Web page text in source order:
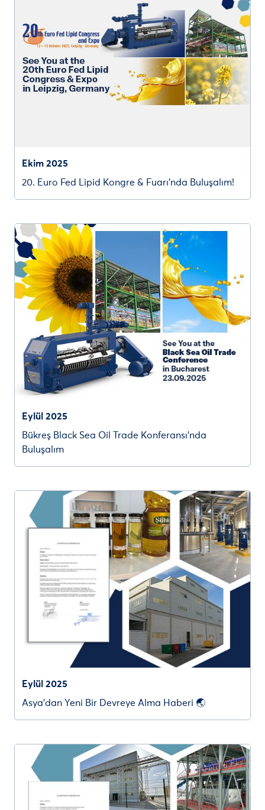
Ekim 2025
20. Euro Fed Lipid Kongre & Fuarı’nda Buluşalım!
Eylül 2025
Bükreş Black Sea Oil Trade Konferansı’nda
Buluşalım
Eylül 2025
Asya’dan Yeni Bir Devreye Alma Haberi 🌏